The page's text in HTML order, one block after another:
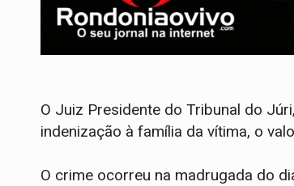
O Juiz Presidente do Tribunal do
indenização à família da vítima, o
O crime ocorreu na madrugada do